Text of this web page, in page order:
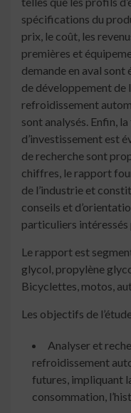
spécifications du
prix, le coût, les
premières et
demande en aval sont
de développement de
refroidissement
sont analysés. Enfin,
d’investissement est
de recherche sont
chiffres, le rapport
de l’industrie et
conseils et
particuliers intéressés
Le rapport est
glycol, propylène
Bicyclettes, motos,
Les objectifs de
Analyser et
refroidissement
futures, impliquant
consommation,